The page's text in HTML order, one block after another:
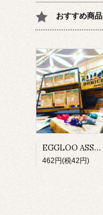
おすすめ商品
EGGLOO ASSORT PACK
462円(税42円)